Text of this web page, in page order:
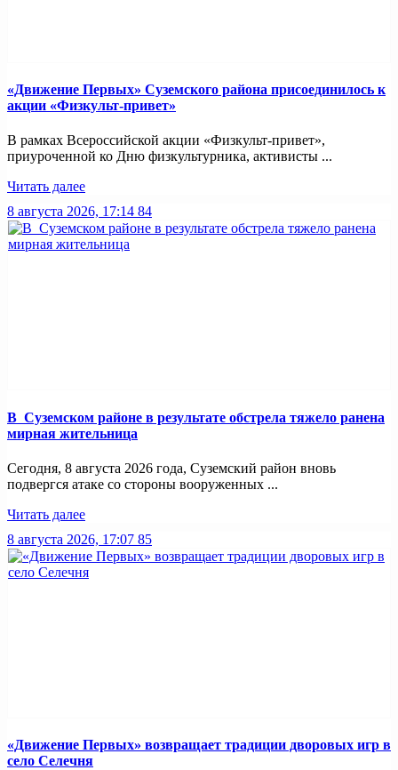
«Движение Первых» Суземского района присоединилось к
акции «Физкульт-привет»
В рамках Всероссийской акции «Физкульт-привет»,
приуроченной ко Дню физкультурника, активисты ...
Читать далее
8 августа 2026, 17:14 84
В Суземском районе в результате обстрела тяжело ранена
мирная жительница
Сегодня, 8 августа 2026 года, Суземский район вновь
подвергся атаке со стороны вооруженных ...
Читать далее
8 августа 2026, 17:07 85
«Движение Первых» возвращает традиции дворовых игр в
село Селечня